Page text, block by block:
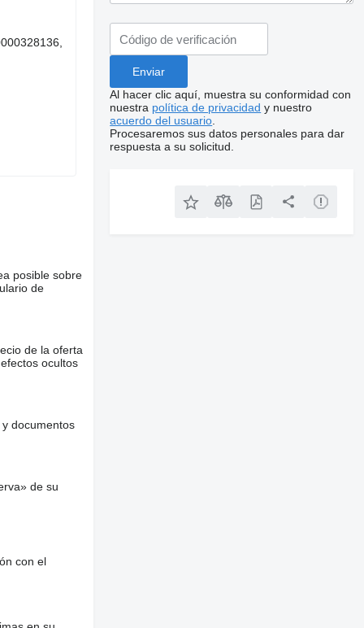
posible sobre
de
de la oferta
ocultos
documentos
de su
con el
Al hacer clic aquí, muestra su conformidad con
nuestra política de privacidad y nuestro
acuerdo del usuario
Procesaremos sus datos personales para dar
respuesta a su solicitud.